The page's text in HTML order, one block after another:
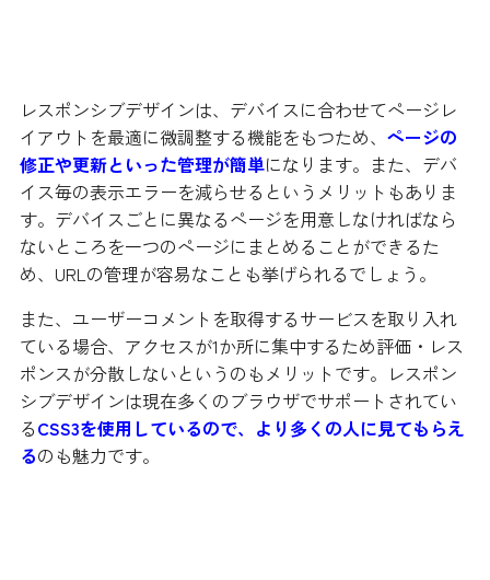
レスポンシブデザインは、デバイスに合わせてページレ
イアウトを最適に微調整する機能をもつため、 ページの
修正や更新といった管理が簡単になります。また、デバ
イス毎の表示エラーを減らせるというメリットもありま
す。デバイスごとに異なるページを用意しなければなら
ないところを一つのページにまとめることができるた
め、URLの管理が容易なことも挙げられるでしょう。
また、ユーザーコメントを取得するサービスを取り入れ
ている場合、アクセスが1か所に集中するため評価・レス
ポンスが分散しないというのもメリットです。レスポン
シブデザインは現在多くのブラウザでサポートされてい
るCSS3を使用しているので、より多くの人に見てもらえ
るのも魅力です。